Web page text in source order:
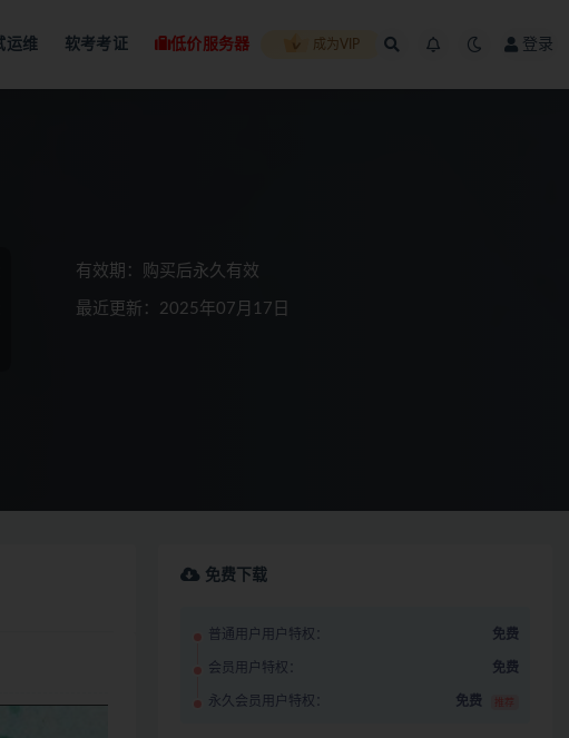
运维 软考考证 低价服务器 成为VIP 登录
有效期：购买后永久有效
最近更新：2025年07月17日
免费下载
普通用户用户特权： 免费
会员用户特权： 免费
永久会员用户特权： 免费 推荐